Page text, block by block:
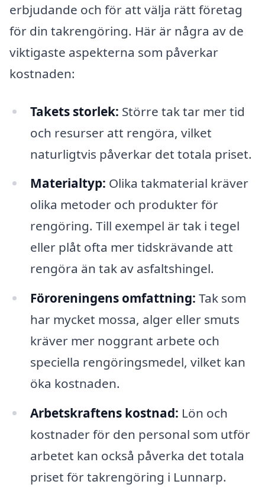
erbjudande och för att välja rätt företag
för din takrengöring. Här är några av de
viktigaste aspekterna som påverkar
kostnaden:
Takets storlek: Större tak tar mer tid
och resurser att rengöra, vilket
naturligtvis påverkar det totala priset.
Materialtyp: Olika takmaterial kräver
olika metoder och produkter för
rengöring. Till exempel är tak i tegel
eller plåt ofta mer tidskrävande att
rengöra än tak av asfaltshingel.
Föroreningens omfattning: Tak som
har mycket mossa, alger eller smuts
kräver mer noggrant arbete och
speciella rengöringsmedel, vilket kan
öka kostnaden.
Arbetskraftens kostnad: Lön och
kostnader för den personal som utför
arbetet kan också påverka det totala
priset för takrengöring i Lunnarp.